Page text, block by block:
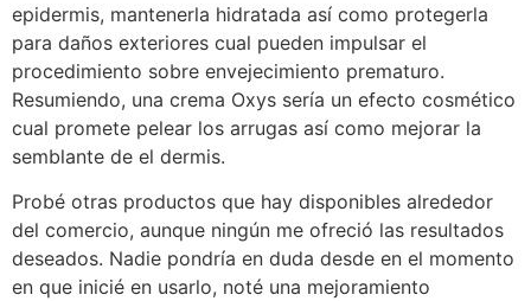
epidermis, mantenerla hidratada así­ como protegerla
para daños exteriores cual pueden impulsar el
procedimiento sobre envejecimiento prematuro.
Resumiendo, una crema Oxys serí­a un efecto cosmético
cual promete pelear los arrugas así­ como mejorar la
semblante de el dermis.
Probé otras productos que hay disponibles alrededor
del comercio, aunque ningún me ofreció las resultados
deseados. Nadie pondrí­a en duda desde en el momento
en que inicié en usarlo, noté una mejoramiento